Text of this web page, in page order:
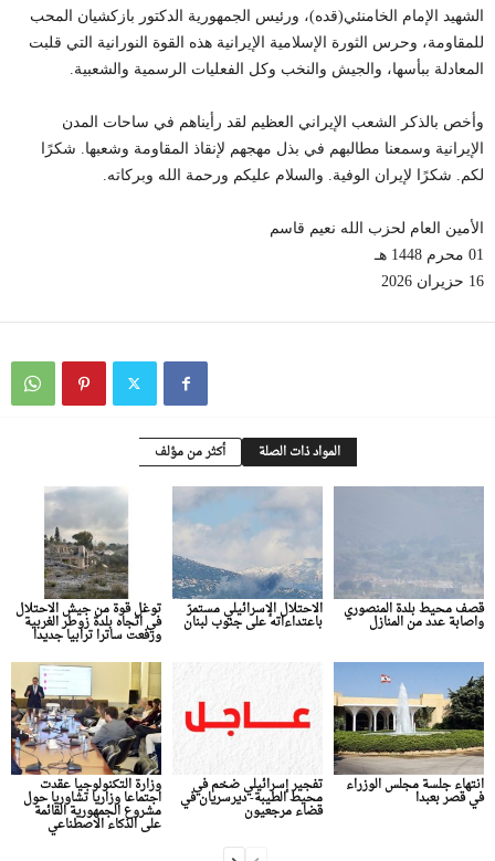
الشهيد الإمام الخامنئي(قده)، ورئيس الجمهورية الدكتور بازكشيان المحب
للمقاومة، وحرس الثورة الإسلامية الإيرانية هذه القوة النورانية التي قلبت
المعادلة ببأسها، والجيش والنخب وكل الفعليات الرسمية والشعبية.
وأخص بالذكر الشعب الإيراني العظيم لقد رأيناهم في ساحات المدن
الإيرانية وسمعنا مطالبهم في بذل مهجهم لإنقاذ المقاومة وشعبها. شكرًا
لكم. شكرًا لإيران الوفية. والسلام عليكم ورحمة الله وبركاته.
الأمين العام لحزب الله نعيم قاسم
01 محرم 1448 هـ
16 حزيران 2026
المواد ذات الصلة أكثر من مؤلف
توغل قوة من جيش الاحتلال
في اتجاه بلدة زوطر الغربية
ورفعت ساترا ترابيا جديدا
الاحتلال الإسرائيلي مستمرّ
باعتداءاته على جنوب لبنان
قصف محيط بلدة المنصوري
واصابة عدد من المنازل
وزارة التكنولوجيا عقدت
اجتماعا وزاريا تشاوريا حول
مشروع الجمهورية القائمة
على الذكاء الاصطناعي
تفجير إسرائيلي ضخم في
محيط الطيبة- ديرسريان في
قضاء مرجعيون
انتهاء جلسة مجلس الوزراء
في قصر بعبدا